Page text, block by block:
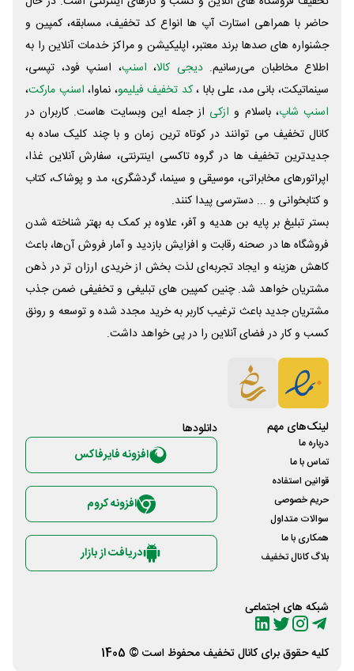
حاضر با همراهی استارت آپ ها انواع کد تخفیف، مسابقه، کمپین و
جشنواره های صدها برند معتبر، اپلیکیشن و مراکز خدمات آنلاین را به
اطلاع مخاطبان می‌رسانیم. دیجی کالا، اسنپ، اسنپ فود، تپسی،
سینماتیکت، بانی مد، علی‌ بابا ،کد تخفیف فیلیمو، نماوا، اسنپ مارکت،
اسنپ شاپ، باسلام و ازکی از جمله این وبسایت ‌هاست. کاربران در
کانال تخفیف می توانند در کوتاه ترین زمان و با چند کلیک ساده به
جدیدترین تخفیف ها در گروه تاکسی اینترنتی، سفارش آنلاین غذا،
اپراتورهای مخابراتی، موسیقی و سینما، گردشگری، مد و پوشاک، کتاب
و کتابخوانی و ... دسترسی پیدا کنند.
بستر تبلیغ بر پایه بن هدیه و آفر، علاوه بر کمک به بهتر شناخته شدن
فروشگاه ها در صحنه رقابت و افزایش بازدید و آمار فروش آن‌ها، باعث
کاهش هزینه و ایجاد تجربه‌ای لذت بخش از خریدی ارزان تر در ذهن
مشتریان خواهد شد. چنین کمپین های تبلیغی و تخفیفی ضمن جذب
مشتریان جدید باعث ترغیب کاربر به خرید مجدد شده و توسعه و رونق
کسب و کار در فضای آنلاین را در پی خواهد داشت.
لینک‌های مهم
درباره ما
تماس با ما
قوانین استفاده
حریم خصوصی
سوالات متداول
همکاری با ما
بلاگ کانال تخفیف
شبکه های اجتماعی
دانلود‌ها
افزونه فایرفاکس
افزونه کروم
دریافت از بازار
کلیه حقوق برای کانال تخفیفمحفوظ است © 1405